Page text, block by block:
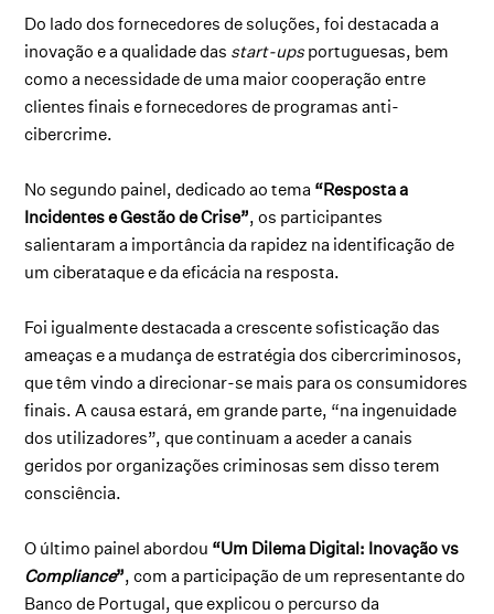
Do lado dos fornecedores de soluções, foi destacada a
inovação e a qualidade das start-ups portuguesas, bem
como a necessidade de uma maior cooperação entre
clientes finais e fornecedores de programas anti-
cibercrime.
No segundo painel, dedicado ao tema “Resposta a
Incidentes e Gestão de Crise”, os participantes
salientaram a importância da rapidez na identificação de
um ciberataque e da eficácia na resposta.
Foi igualmente destacada a crescente sofisticação das
ameaças e a mudança de estratégia dos cibercriminosos,
que têm vindo a direcionar-se mais para os consumidores
finais. A causa estará, em grande parte, “na ingenuidade
dos utilizadores”, que continuam a aceder a canais
geridos por organizações criminosas sem disso terem
consciência.
O último painel abordou “Um Dilema Digital: Inovação vs
Compliance”, com a participação de um representante do
Banco de Portugal, que explicou o percurso da